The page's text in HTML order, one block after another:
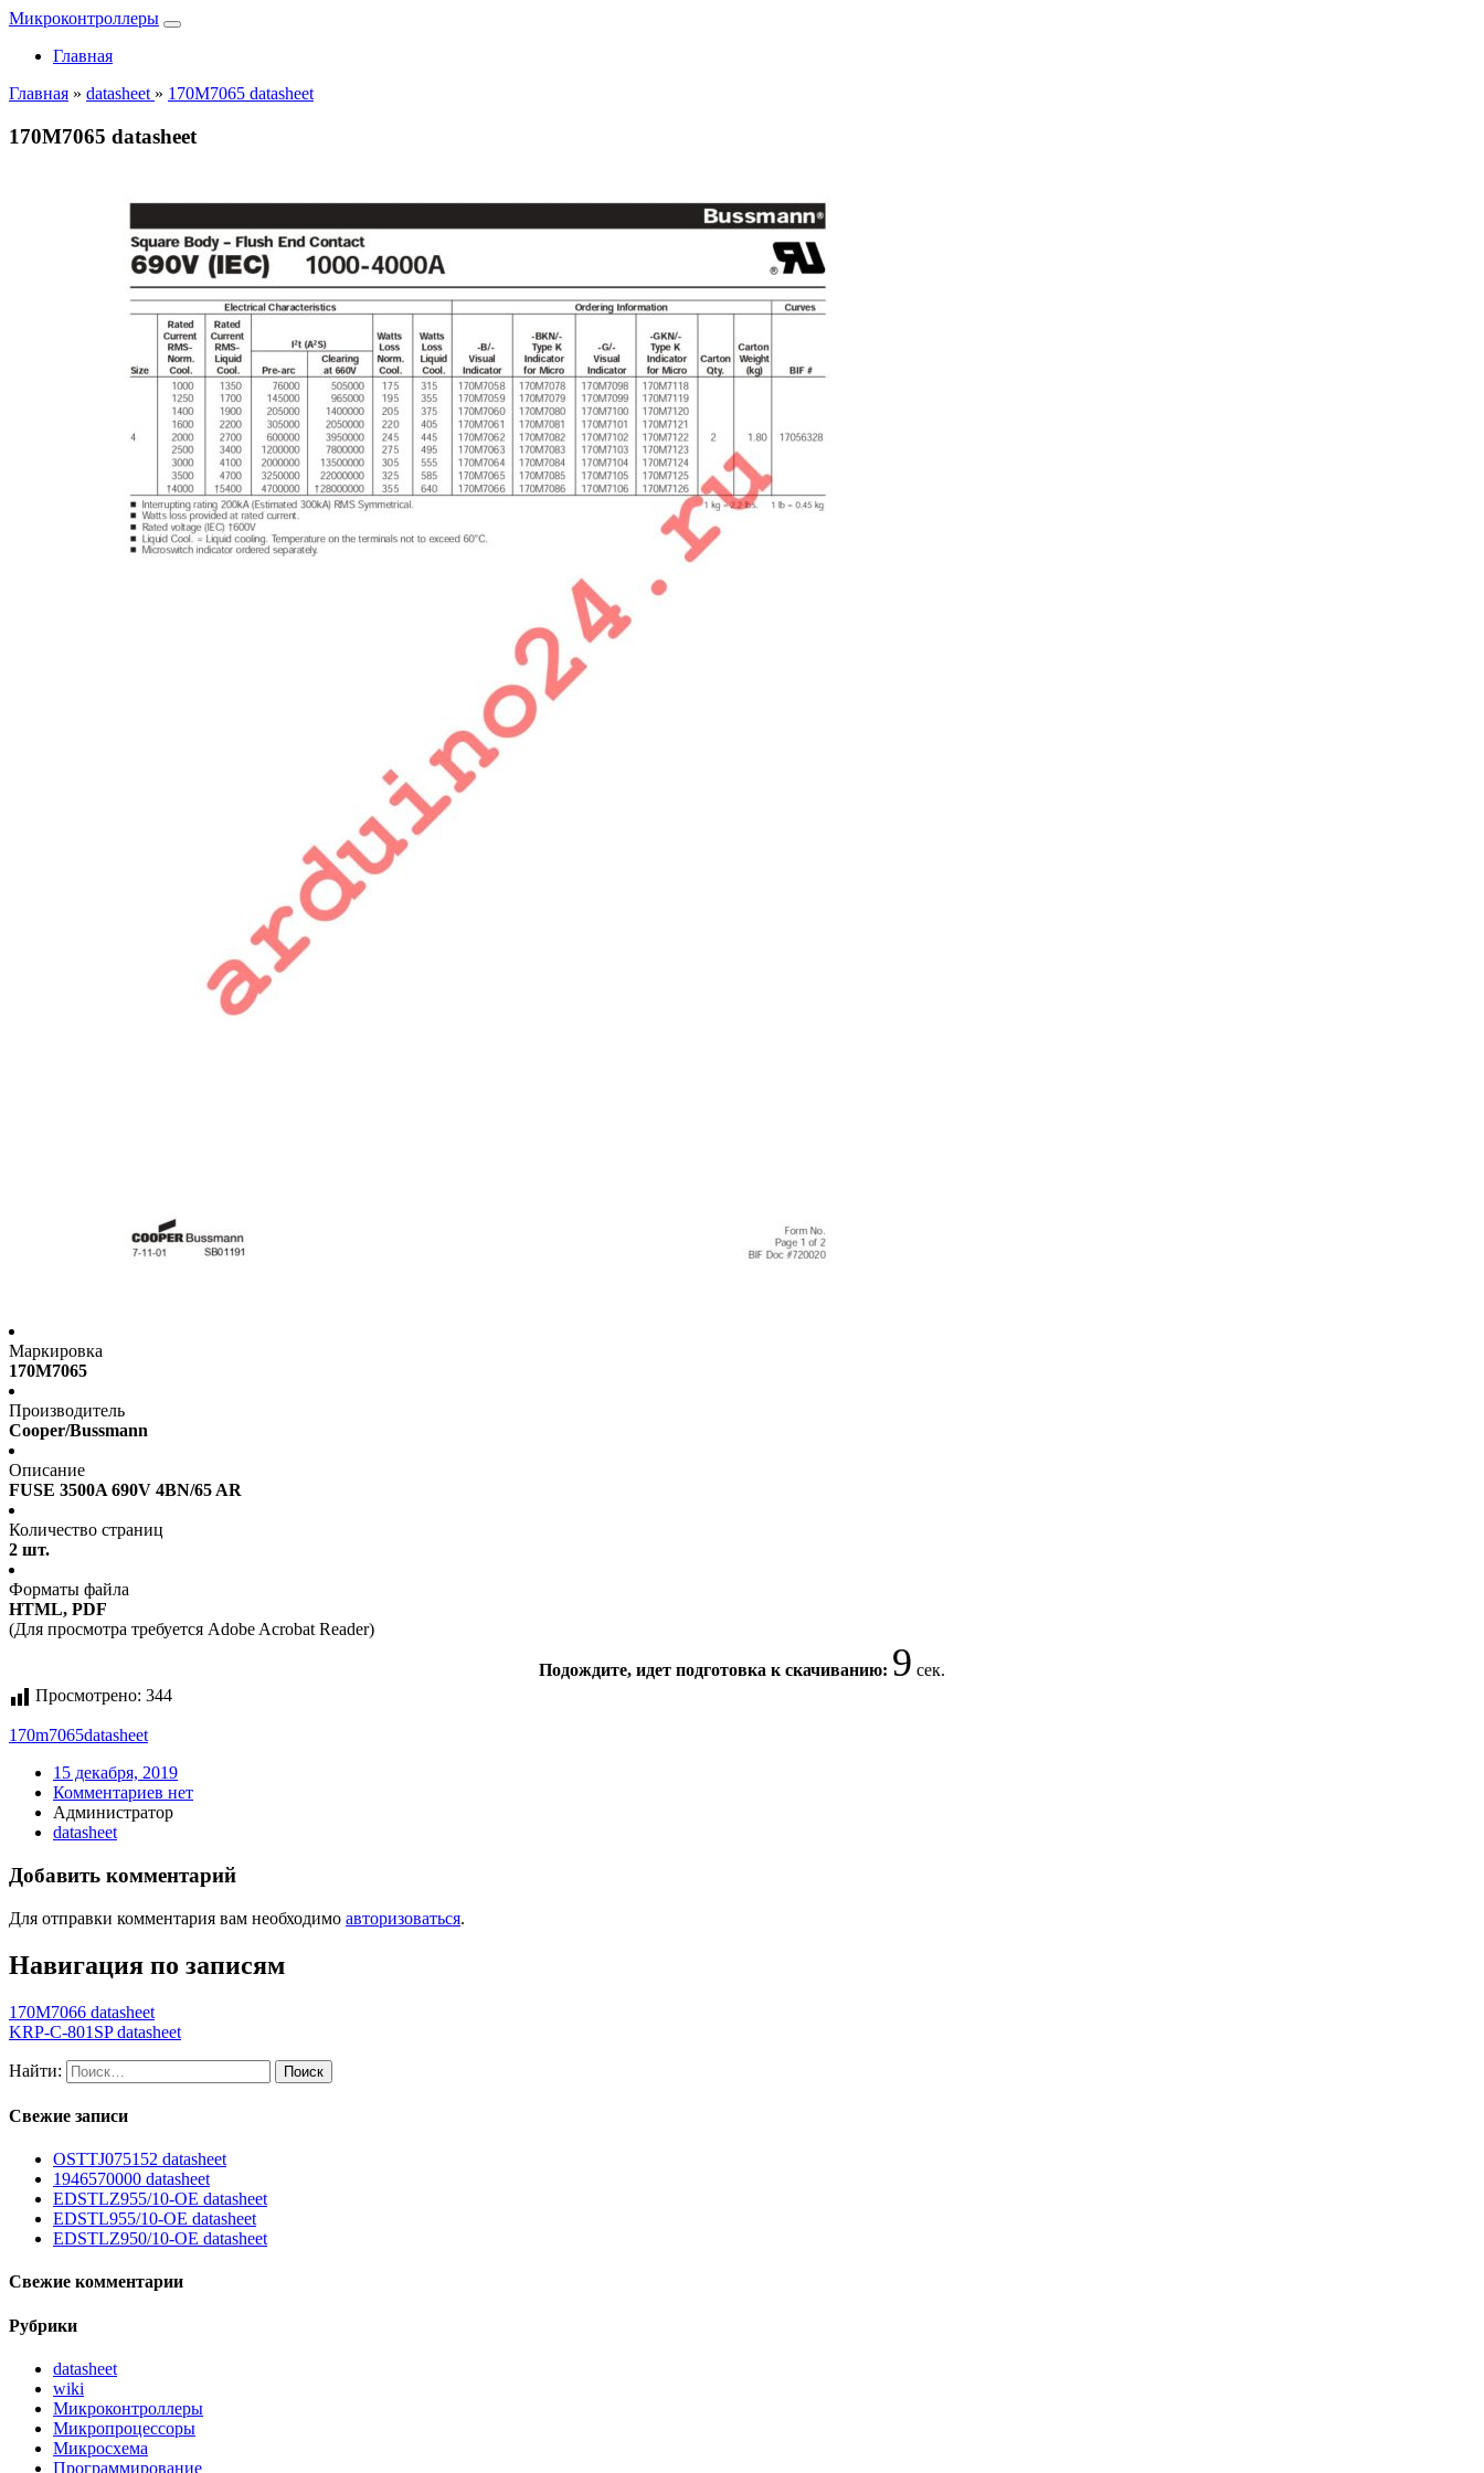
Микроконтроллеры
Главная
Главная » datasheet » 170M7065 datasheet
170M7065 datasheet
Маркировка
170M7065
Производитель
Cooper/Bussmann
Описание
FUSE 3500A 690V 4BN/65 AR
Количество страниц
2 шт.
Форматы файла
HTML, PDF
(Для просмотра требуется Adobe Acrobat Reader)
Подождите, идет подготовка к скачиванию: 8 сек.
Просмотрено: 344
170m7065datasheet
15 декабря, 2019
Комментариев нет
Администратор
datasheet
Добавить комментарий
Для отправки комментария вам необходимо авторизоваться.
Навигация по записям
170M7066 datasheet
KRP-C-801SP datasheet
Найти:
Свежие записи
OSTTJ075152 datasheet
1946570000 datasheet
EDSTLZ955/10-OE datasheet
EDSTL955/10-OE datasheet
EDSTLZ950/10-OE datasheet
Свежие комментарии
Рубрики
datasheet
wiki
Микроконтроллеры
Микропроцессоры
Микросхема
Программирование